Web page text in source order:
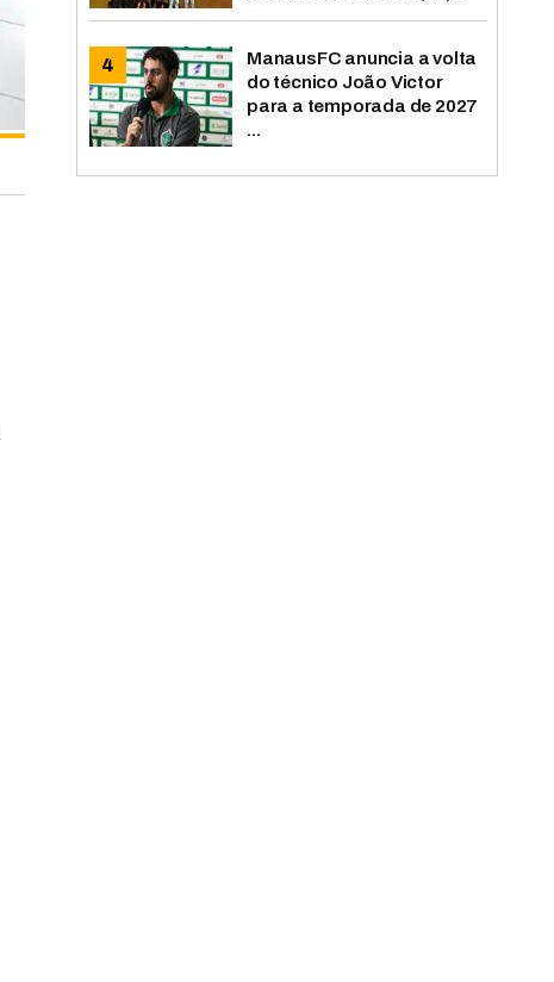
ManausFC anuncia a volta
do técnico João Victor
para a temporada de 2027
...